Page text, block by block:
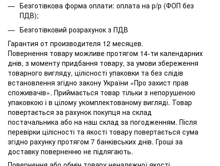
Безготівкова форма оплати: оплата на р/р (ФОП без
ПДВ);
Безготівковий розрахунок з ПДВ
Гарантия от производителя 12 месяцев.
Повернення товару можливе протягом 14-ти календарних
днів, з моменту придбання товару, за умови збереження
товарного вигляду, цілісності упаковки та без слідів
встановлення згідно закону України «Про захист прав
споживачів». Приймається товар тільки з непорушеною
упаковкою і в цілому укомплектованому вигляді. Товар
повертається за рахунок покупця на склад
постачальника або на наш склад за погодженням. Після
перевірки цілісності та якості товару повертається сума
згідно рахунку протягом 7 банківських днів. Гроші за
доставку поверненню не підлягають.